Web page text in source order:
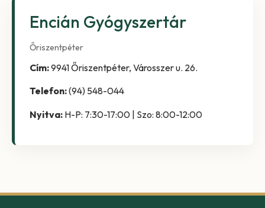
Encián Gyógyszertár
Őriszentpéter
Cím:9941 Őriszentpéter, Városszer u. 26.
Telefon:(94) 548-044
Nyitva: H-P: 7:30-17:00 | Szo: 8:00-12:00